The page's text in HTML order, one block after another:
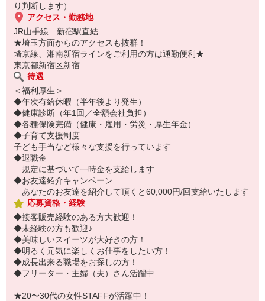
立ち仕事がメインです。
研修や先輩のフォローがあるので、未経験の方も安心ですよ！
「笑顔で働きたい方」
「一生懸命がんばりたい方」
「お菓子が好きな方」
「人を喜ばせるのが好きな方」
「元気に挨拶ができる方」
お待ちしています♪
様々な仕事を通じてスキルアップが可能です！
未経験からでもスタートできますのでお気軽にお問い合わせくださ
い！
WEB面接OKです。
ご応募お待ちしています。
お会いできるのを楽しみにしています♪
お仕事No.:1771706U50
り判断します）
アクセス・勤務地
JR山手線 新宿駅直結
★埼玉方面からのアクセスも抜群！
埼京線、湘南新宿ラインをご利用の方は通勤便利★
東京都新宿区新宿
待遇
＜福利厚生＞
◆年次有給休暇（半年後より発生）
◆健康診断（年1回／全額会社負担）
◆各種保険完備（健康・雇用・労災・厚生年金）
◆子育て支援制度
子ども手当など様々な支援を行っています
◆退職金
規定に基づいて一時金を支給します
◆お友達紹介キャンペーン
あなたのお友達を紹介して頂くと60,000円/回支給いたします
応募資格・経験
◆接客販売経験のある方大歓迎！
◆未経験の方も歓迎♪
◆美味しいスイーツが大好きの方！
◆明るく元気に楽しくお仕事をしたい方！
◆成長出来る職場をお探しの方！
◆フリーター・主婦（夫）さん活躍中
★20〜30代の女性STAFFが活躍中！